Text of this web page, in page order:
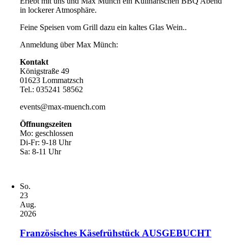
in lockerer Atmosphäre.
Feine Speisen vom Grill dazu ein kaltes Glas Wein..
Anmeldung über Max Münch:
Kontakt
Königstraße 49
01623 Lommatzsch
Tel.: 035241 58562
events@max-muench.com
Öffnungszeiten
Mo: geschlossen
Di-Fr: 9-18 Uhr
Sa: 8-11 Uhr
So.
23
Aug.
2026
Französisches Käsefrühstück AUSGEBUCHT